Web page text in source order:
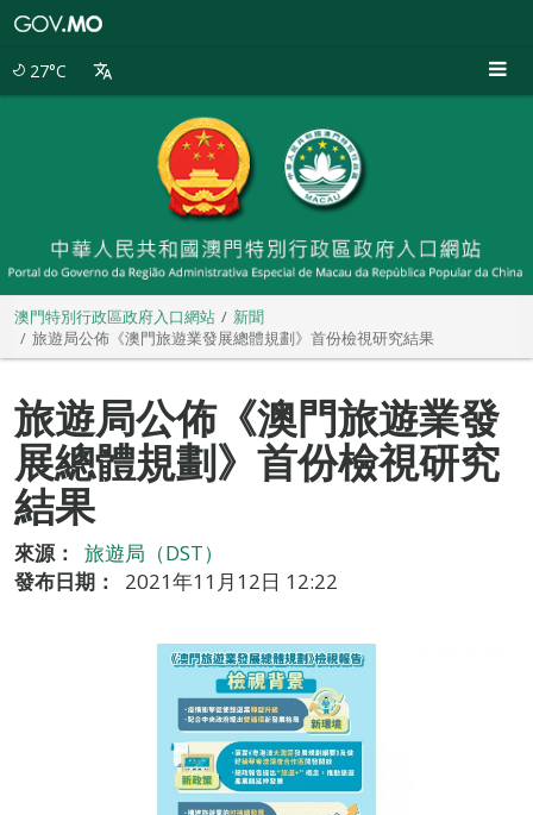
27°C
澳門特別行政區政府入口網站
新聞
旅遊局公佈《澳門旅遊業發展總體規劃》首份檢視研究結果
旅遊局公佈《澳門旅遊業發
展總體規劃》首份檢視研究
結果
來源：
旅遊局（DST）
發布日期：
2021年11月12日 12:22